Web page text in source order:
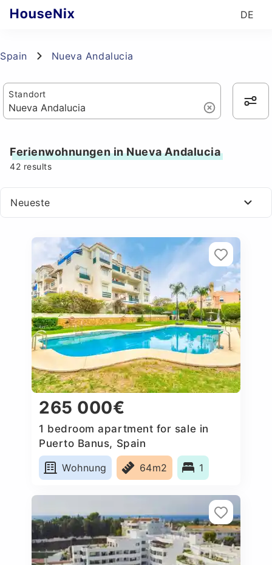
DE
Spain Nueva Andalucia
Standort
Ferienwohnungen in Nueva Andalucia
42 results
Neueste
265 000€
1 bedroom apartment for sale in
Puerto Banus, Spain
Wohnung
64m2 1